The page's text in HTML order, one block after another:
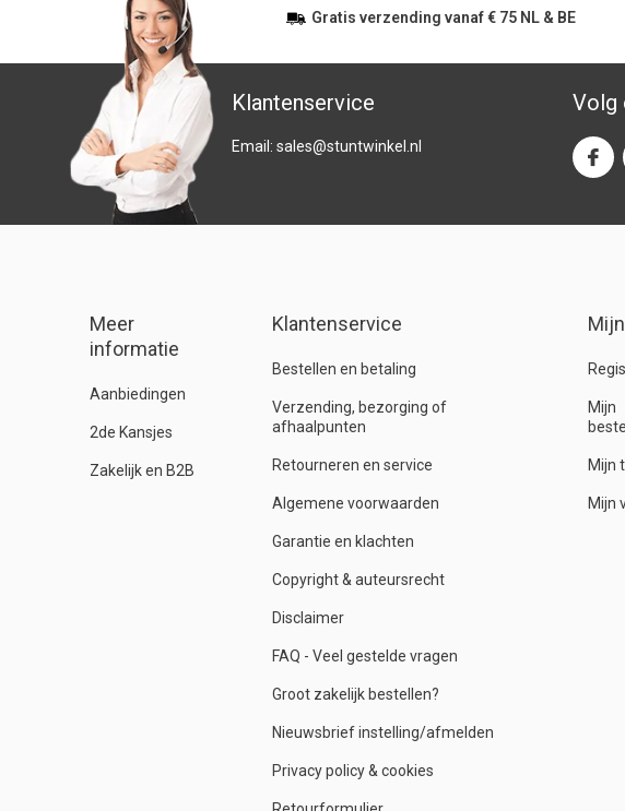
Gratis verzending vanaf€ 75 NL & BE
Klantenservice
Email: sales@stuntwinkel.nl
Volg
Meer
informatie
Aanbiedingen
2de Kansjes
Zakelijk en B2B
Klantenservice
Bestellen en betaling
Verzending, bezorging of
afhaalpunten
Retourneren en service
Algemene voorwaarden
Garantie en klachten
Copyright & auteursrecht
Disclaimer
FAQ - Veel gestelde vragen
Groot zakelijk bestellen?
Nieuwsbrief instelling/afmelden
Privacy policy & cookies
Mijn
Mijn
Mijn